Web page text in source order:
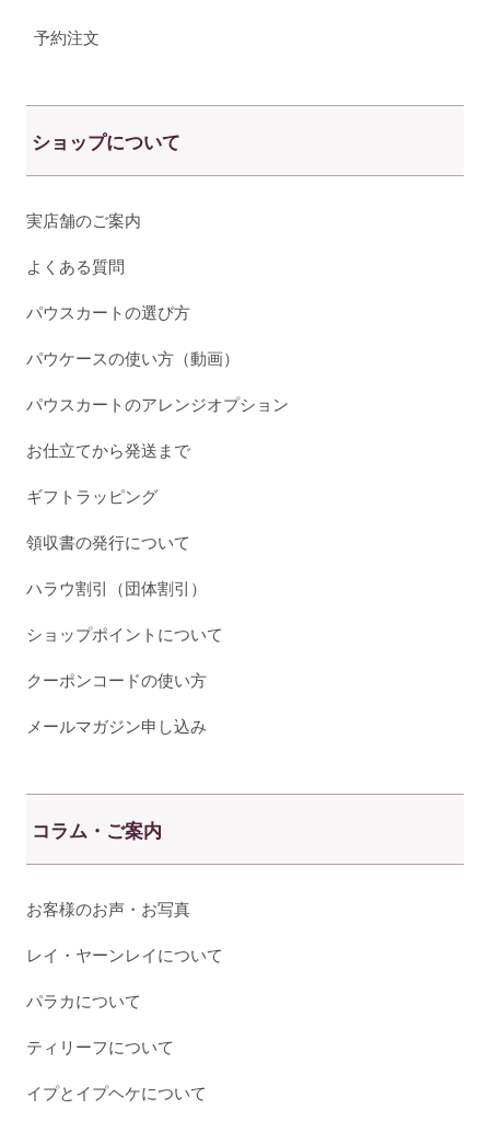
予約注文
ショップについて
実店舗のご案内
よくある質問
パウスカートの選び方
パウケースの使い方（動画）
パウスカートのアレンジオプション
お仕立てから発送まで
ギフトラッピング
領収書の発行について
ハラウ割引（団体割引）
ショップポイントについて
クーポンコードの使い方
メールマガジン申し込み
コラム・ご案内
お客様のお声・お写真
レイ・ヤーンレイについて
パラカについて
ティリーフについて
イプとイプヘケについて